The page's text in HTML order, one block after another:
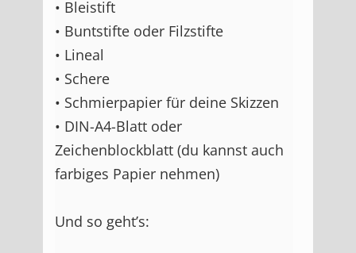
• Bleistift
• Buntstifte oder Filzstifte
• Lineal
• Schere
• Schmierpapier für deine Skizzen
• DIN-A4-Blatt oder
Zeichenblockblatt (du kannst auch
farbiges Papier nehmen)
Und so geht’s: